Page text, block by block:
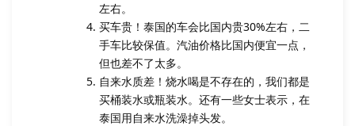
左右。
买车贵！泰国的车会比国内贵30%左右，二
手车比较保值。汽油价格比国内便宜一点，
但也差不了太多。
自来水质差！烧水喝是不存在的，我们都是
买桶装水或瓶装水。还有一些女士表示，在
泰国用自来水洗澡掉头发。